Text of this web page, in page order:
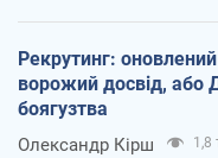
Рекрутинг:
ворожий досвід, або
боягузтва
Олександр Кірш 1,8